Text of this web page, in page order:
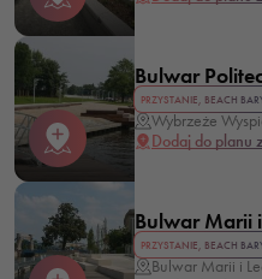
Bulwar
PRZYSTANIE, BEACH
Wybrzeże
Dodaj do planu
Bulwar Marii
PRZYSTANIE, BEACH
Bulwar Marii i